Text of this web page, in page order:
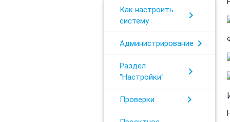
Как настроить
систему
chevron_right
Администрированиеchevron_right
Раздел
"Настройки"
chevron_right
Проверки chevron_right